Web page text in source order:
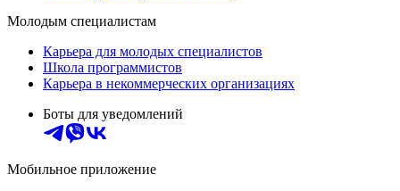
Молодым специалистам
Карьера для молодых специалистов
Школа программистов
Карьера в некоммерческих организациях
Боты для уведомлений
Мобильное приложение